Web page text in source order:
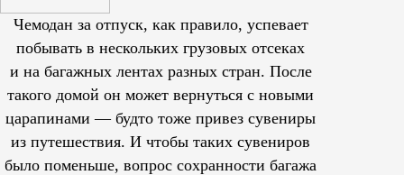
Чемодан за отпуск, как правило, успевает
побывать в нескольких грузовых отсеках
и на багажных лентах разных стран. После
такого домой он может вернуться с новыми
царапинами — будто тоже привез сувениры
из путешествия. И чтобы таких сувениров
было поменьше, вопрос сохранности багажа